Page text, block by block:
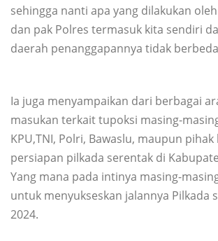
sehingga nanti apa yang dilakukan
dan pak Polres termasuk kita sendiri
daerah penanggapannya tidak
Ia juga menyampaikan dari berbagai
masukan terkait tupoksi masing-
KPU,TNI, Polri, Bawaslu, maupun
persiapan pilkada serentak di
Yang mana pada intinya masing-
untuk menyukseskan jalannya Pilkada
2024.